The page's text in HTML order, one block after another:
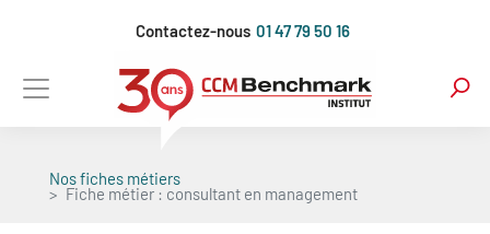
principal
Contactez-nous 01 47 79 50 16
Nos fiches métiers
Fiche métier : consultant en management